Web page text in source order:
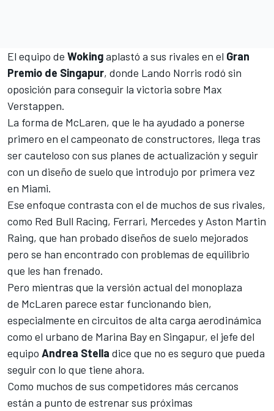
El equipo de Wokingaplastó a sus rivales en el Gran
Premio de Singapur, donde Lando Norris rodó sin
oposición para conseguir la victoria sobre Max
Verstappen.
La forma de McLaren, que le ha ayudado a ponerse
primero en el campeonato de constructores, llega tras
ser cauteloso con sus planes de actualización y seguir
con un diseño de suelo que introdujo por primera vez
en Miami.
Ese enfoque contrasta con el de muchos de sus rivales,
como Red Bull Racing, Ferrari, Mercedes y Aston Martin
Raing, que han probado diseños de suelo mejorados
pero se han encontrado con problemas de equilibrio
que les han frenado.
Pero mientras que la versión actual del monoplaza
de McLaren parece estar funcionando bien,
especialmente en circuitos de alta carga aerodinámica
como el urbano de Marina Bay en Singapur, el jefe del
equipo Andrea Stella dice que no es seguro que pueda
seguir con lo que tiene ahora.
Como muchos de sus competidores más cercanos
están a punto de estrenar sus próximas